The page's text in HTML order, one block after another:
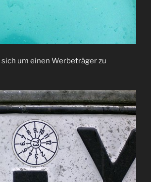
sich um einen Werbeträger zu